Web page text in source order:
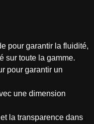
pour garantir la fluidité,
sur toute la gamme.
pour garantir un
une dimension
la transparence dans